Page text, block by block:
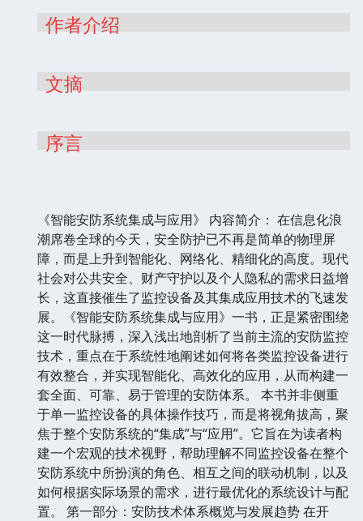
作者介绍
文摘
序言
《智能安防系统集成与应用》 内容简介： 在信息化浪
潮席卷全球的今天，安全防护已不再是简单的物理屏
障，而是上升到智能化、网络化、精细化的高度。现代
社会对公共安全、财产守护以及个人隐私的需求日益增
长，这直接催生了监控设备及其集成应用技术的飞速发
展。《智能安防系统集成与应用》一书，正是紧密围绕
这一时代脉搏，深入浅出地剖析了当前主流的安防监控
技术，重点在于系统性地阐述如何将各类监控设备进行
有效整合，并实现智能化、高效化的应用，从而构建一
套全面、可靠、易于管理的安防体系。 本书并非侧重
于单一监控设备的具体操作技巧，而是将视角拔高，聚
焦于整个安防系统的“集成”与“应用”。它旨在为读者构
建一个宏观的技术视野，帮助理解不同监控设备在整个
安防系统中所扮演的角色、相互之间的联动机制，以及
如何根据实际场景的需求，进行最优化的系统设计与配
置。 第一部分：安防技术体系概览与发展趋势 在开